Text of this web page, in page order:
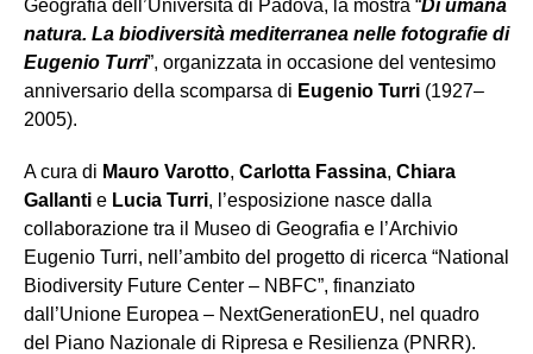
Geografia dell’Università di Padova, la mostra “Di umana
natura. La biodiversità mediterranea nelle fotografie di
Eugenio Turri”, organizzata in occasione del ventesimo
anniversario della scomparsa di Eugenio Turri (1927–
2005).
A cura di Mauro Varotto, Carlotta Fassina, Chiara
Gallanti e Lucia Turri, l’esposizione nasce dalla
collaborazione tra il Museo di Geografia e l’Archivio
Eugenio Turri, nell’ambito del progetto di ricerca “National
Biodiversity Future Center – NBFC”, finanziato
dall’Unione Europea – NextGenerationEU, nel quadro
del Piano Nazionale di Ripresa e Resilienza (PNRR).